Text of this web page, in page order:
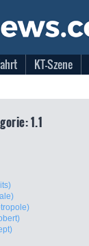
KT-Szene
1.1